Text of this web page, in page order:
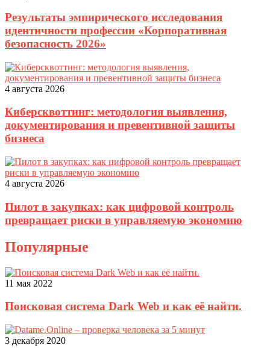
Результаты эмпирического исследования
идентичности профессии «Корпоративная
безопасность 2026»
4 августа 2026
Киберсквоттинг: методология выявления,
документирования и превентивной защиты
бизнеса
4 августа 2026
Пилот в закупках: как цифровой контроль
превращает риски в управляемую экономию
Популярные
11 мая 2022
Поисковая система Dark Web и как её найти.
3 декабря 2020